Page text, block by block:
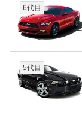
6代目
5代目